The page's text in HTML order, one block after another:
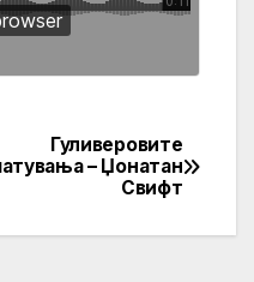
Гуливеровите
– Џонатан
Свифт